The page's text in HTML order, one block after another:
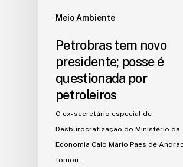
Meio Ambiente
Petrobras tem novo
presidente; posse é
questionada por
petroleiros
O ex-secretário especial de
Desburocratização do Ministério da
Economia Caio Mário Paes de
tomou…